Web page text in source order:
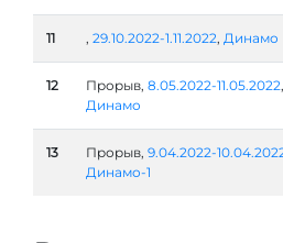
11 , 29.10.2022-1.11.2022, Динамо
12 Прорыв, 8.05.2022-11.05.2022,
Динамо
13 Прорыв, 9.04.2022-
Динамо-1